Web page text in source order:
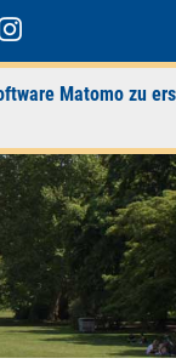
Matomo zu